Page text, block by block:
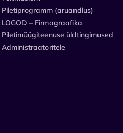
Piletiprogramm (aruandlus)
LOGOD – Firmagraafika
Piletimüügiteenuse üldtingimused
Administraatoritele